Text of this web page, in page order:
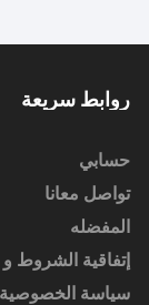
روابط سريعة
حسابي
تواصل معانا
المفضله
إتفاقية الشروط و
سياسة الخصوصية